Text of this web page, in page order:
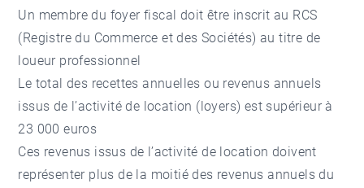
Un membre du foyer fiscal doit être inscrit au RCS
(Registre du Commerce et des Sociétés) au titre de
loueur professionnel
Le total des recettes annuelles ou revenus annuels
issus de l’activité de location (loyers) est supérieur à
23 000 euros
Ces revenus issus de l’activité de location doivent
représenter plus de la moitié des revenus annuels du